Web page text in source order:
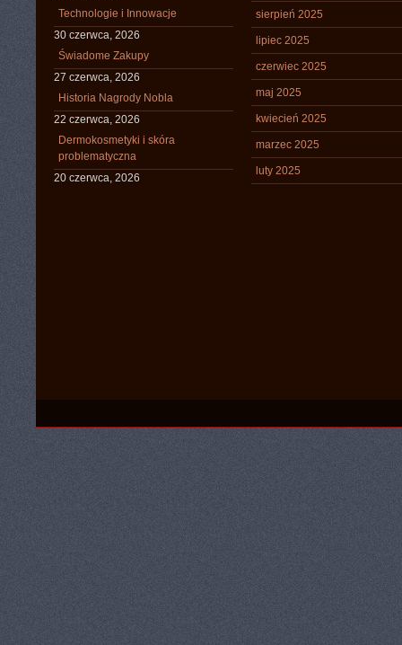
Technologie i Innowacje
30 czerwca, 2026
Świadome Zakupy
27 czerwca, 2026
Historia Nagrody Nobla
22 czerwca, 2026
Dermokosmetyki i skóra
problematyczna
20 czerwca, 2026
sierpień 2025
lipiec 2025
czerwiec 2025
maj 2025
kwiecień 2025
marzec 2025
luty 2025